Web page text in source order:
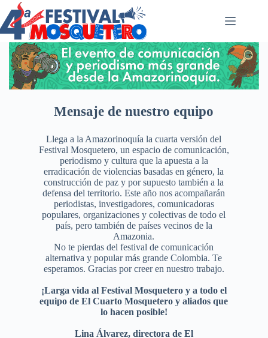
Saltar
contenido
Mensaje de nuestro equipo
Llega a la Amazorinoquía la cuarta versión del
Festival Mosquetero, un espacio de comunicación,
periodismo y cultura que la apuesta a la
erradicación de violencias basadas en género, la
construcción de paz y por supuesto también a la
defensa del territorio. Este año nos acompañarán
periodistas, investigadores, comunicadoras
populares, organizaciones y colectivas de todo el
país, pero también de países vecinos de la
Amazonia.
No te pierdas del festival de comunicación
alternativa y popular más grande Colombia. Te
esperamos. Gracias por creer en nuestro trabajo.
¡Larga vida al Festival Mosquetero y a todo el
equipo de El Cuarto Mosquetero y aliados que
lo hacen posible!
Lina Álvarez, directora de El